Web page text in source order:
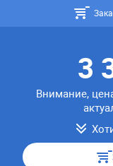
3
Внимание,